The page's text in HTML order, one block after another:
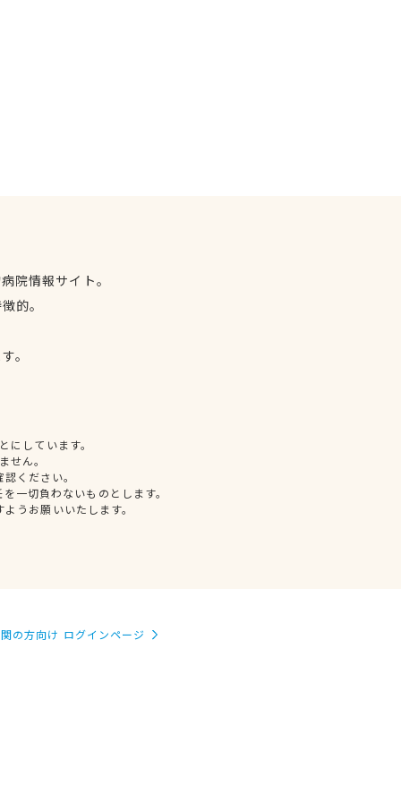
院情報サイト。
的。
。
しています。
せん。
ください。
一切負わないものとします。
うお願いいたします。
の方向け ログインページ